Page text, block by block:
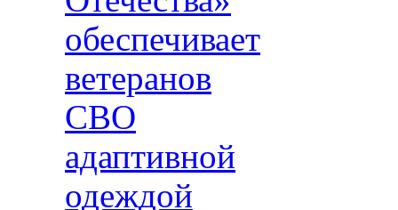
обеспечивает
ветеранов
СВО
адаптивной
одеждой